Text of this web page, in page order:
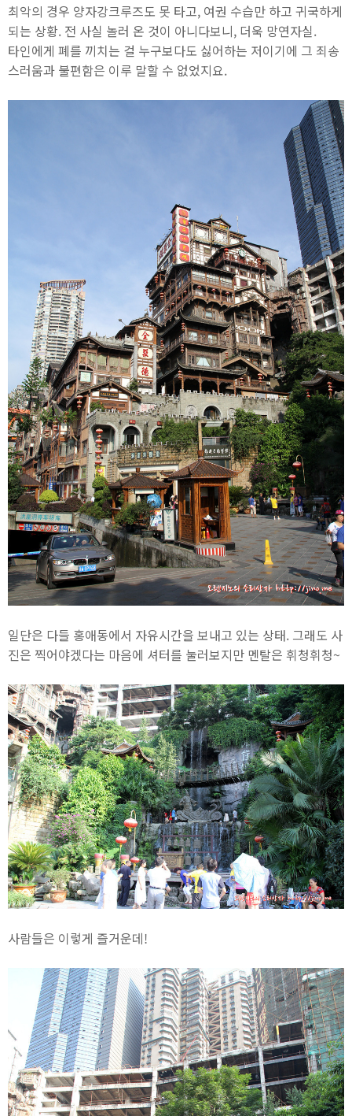
최악의 경우 양자강크루즈도 못 타고, 여권 수습만 하고 귀국하게
되는 상황. 전 사실 놀러 온 것이 아니다보니, 더욱 망연자실.
타인에게 폐를 끼치는 걸 누구보다도 싫어하는 저이기에 그 죄송
스러움과 불편함은 이루 말할 수 없었지요.
일단은 다들 홍애동에서 자유시간을 보내고 있는 상태. 그래도 사
진은 찍어야겠다는 마음에 셔터를 눌러보지만 멘탈은 휘청휘청~
사람들은 이렇게 즐거운데!